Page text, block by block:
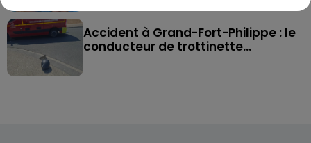
Accident à Grand-Fort-Philippe : le
conducteur de trottinette...